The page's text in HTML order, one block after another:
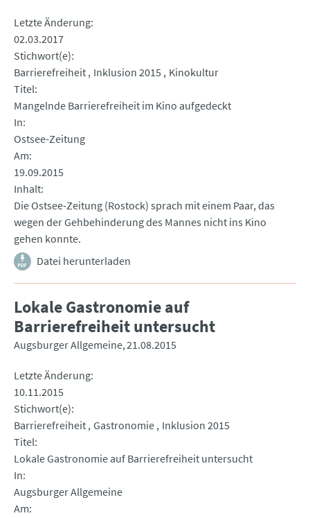
Letzte Änderung
02.03.2017
Stichwort(e)
Barrierefreiheit Inklusion 2015
Kinokultur
Titel
Mangelnde Barrierefreiheit im Kino aufgedeckt
In
Ostsee-Zeitung
Am
19.09.2015
Inhalt
Die Ostsee-Zeitung (Rostock) sprach mit einem Paar, das
wegen der Gehbehinderung des Mannes nicht ins Kino
gehen konnte.
Datei herunterladen
Lokale Gastronomie auf
Barrierefreiheit untersucht
Augsburger Allgemeine 21.08.2015
Letzte Änderung
10.11.2015
Stichwort(e)
Barrierefreiheit Gastronomie Inklusion 2015
Titel
Lokale Gastronomie auf Barrierefreiheit untersucht
In
Augsburger Allgemeine
Am